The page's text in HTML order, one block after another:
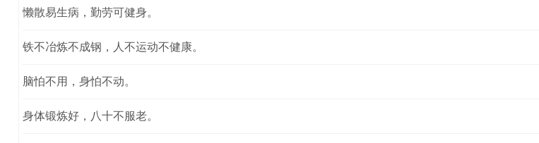
懒散易生病，勤劳可健身。
铁不冶炼不成钢，人不运动不健康。
脑怕不用，身怕不动。
身体锻炼好，八十不服老。